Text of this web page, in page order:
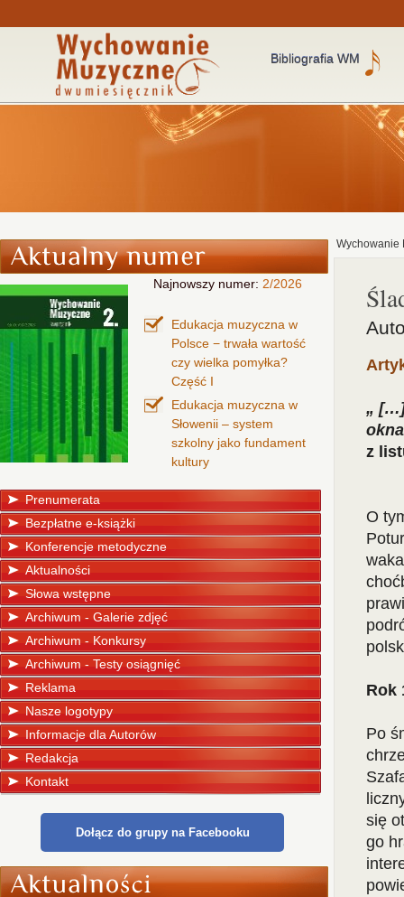
Bibliografia WM
Najnowszy numer: 2/2026
Edukacja muzyczna w
Polsce − trwała wartość
czy wielka pomyłka?
Część I
Edukacja muzyczna w
Słowenii – system
szkolny jako fundament
kultury
Prenumerata
Bezpłatne e-książki
Konferencje metodyczne
Aktualności
Słowa wstępne
Archiwum - Galerie zdjęć
Archiwum - Konkursy
Archiwum - Testy osiągnięć
Reklama
Nasze logotypy
Informacje dla Autorów
Redakcja
Kontakt
Dołącz do grupy na Facebooku
Wychowanie
„ […]
z
O
Po
się
go